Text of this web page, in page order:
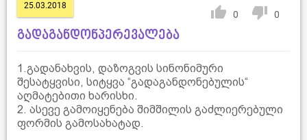
25.03.2018
0 0
გადაგანდონპერევალება
1.გადანახვის, დაზოგვის სინონიმური
შესატყვისი, სიტყვა “გადაგანდონებულის“
აღმატებითი ხარისხი.
2. ასევე გამოიყენება შიმშილის გაძლიერებული
ფორმის გამოსახატად.